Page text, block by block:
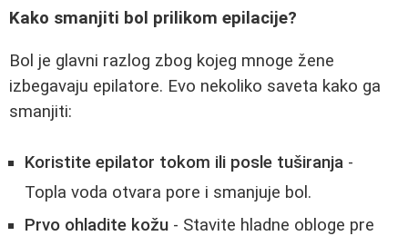
Kako smanjiti bol prilikom epilacije?
Bol je glavni razlog zbog kojeg mnoge žene
izbegavaju epilatore. Evo nekoliko saveta kako ga
smanjiti:
Koristite epilator tokom ili posle tuširanja -
Topla voda otvara pore i smanjuje bol.
Prvo ohladite kožu - Stavite hladne obloge pre